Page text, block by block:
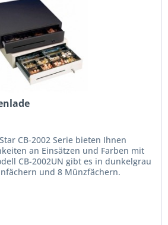
CB-2002 Serie bieten Ihnen
an Einsätzen und Farben mit
CB-2002UN gibt es in dunkelgrau
und 8 Münzfächern.